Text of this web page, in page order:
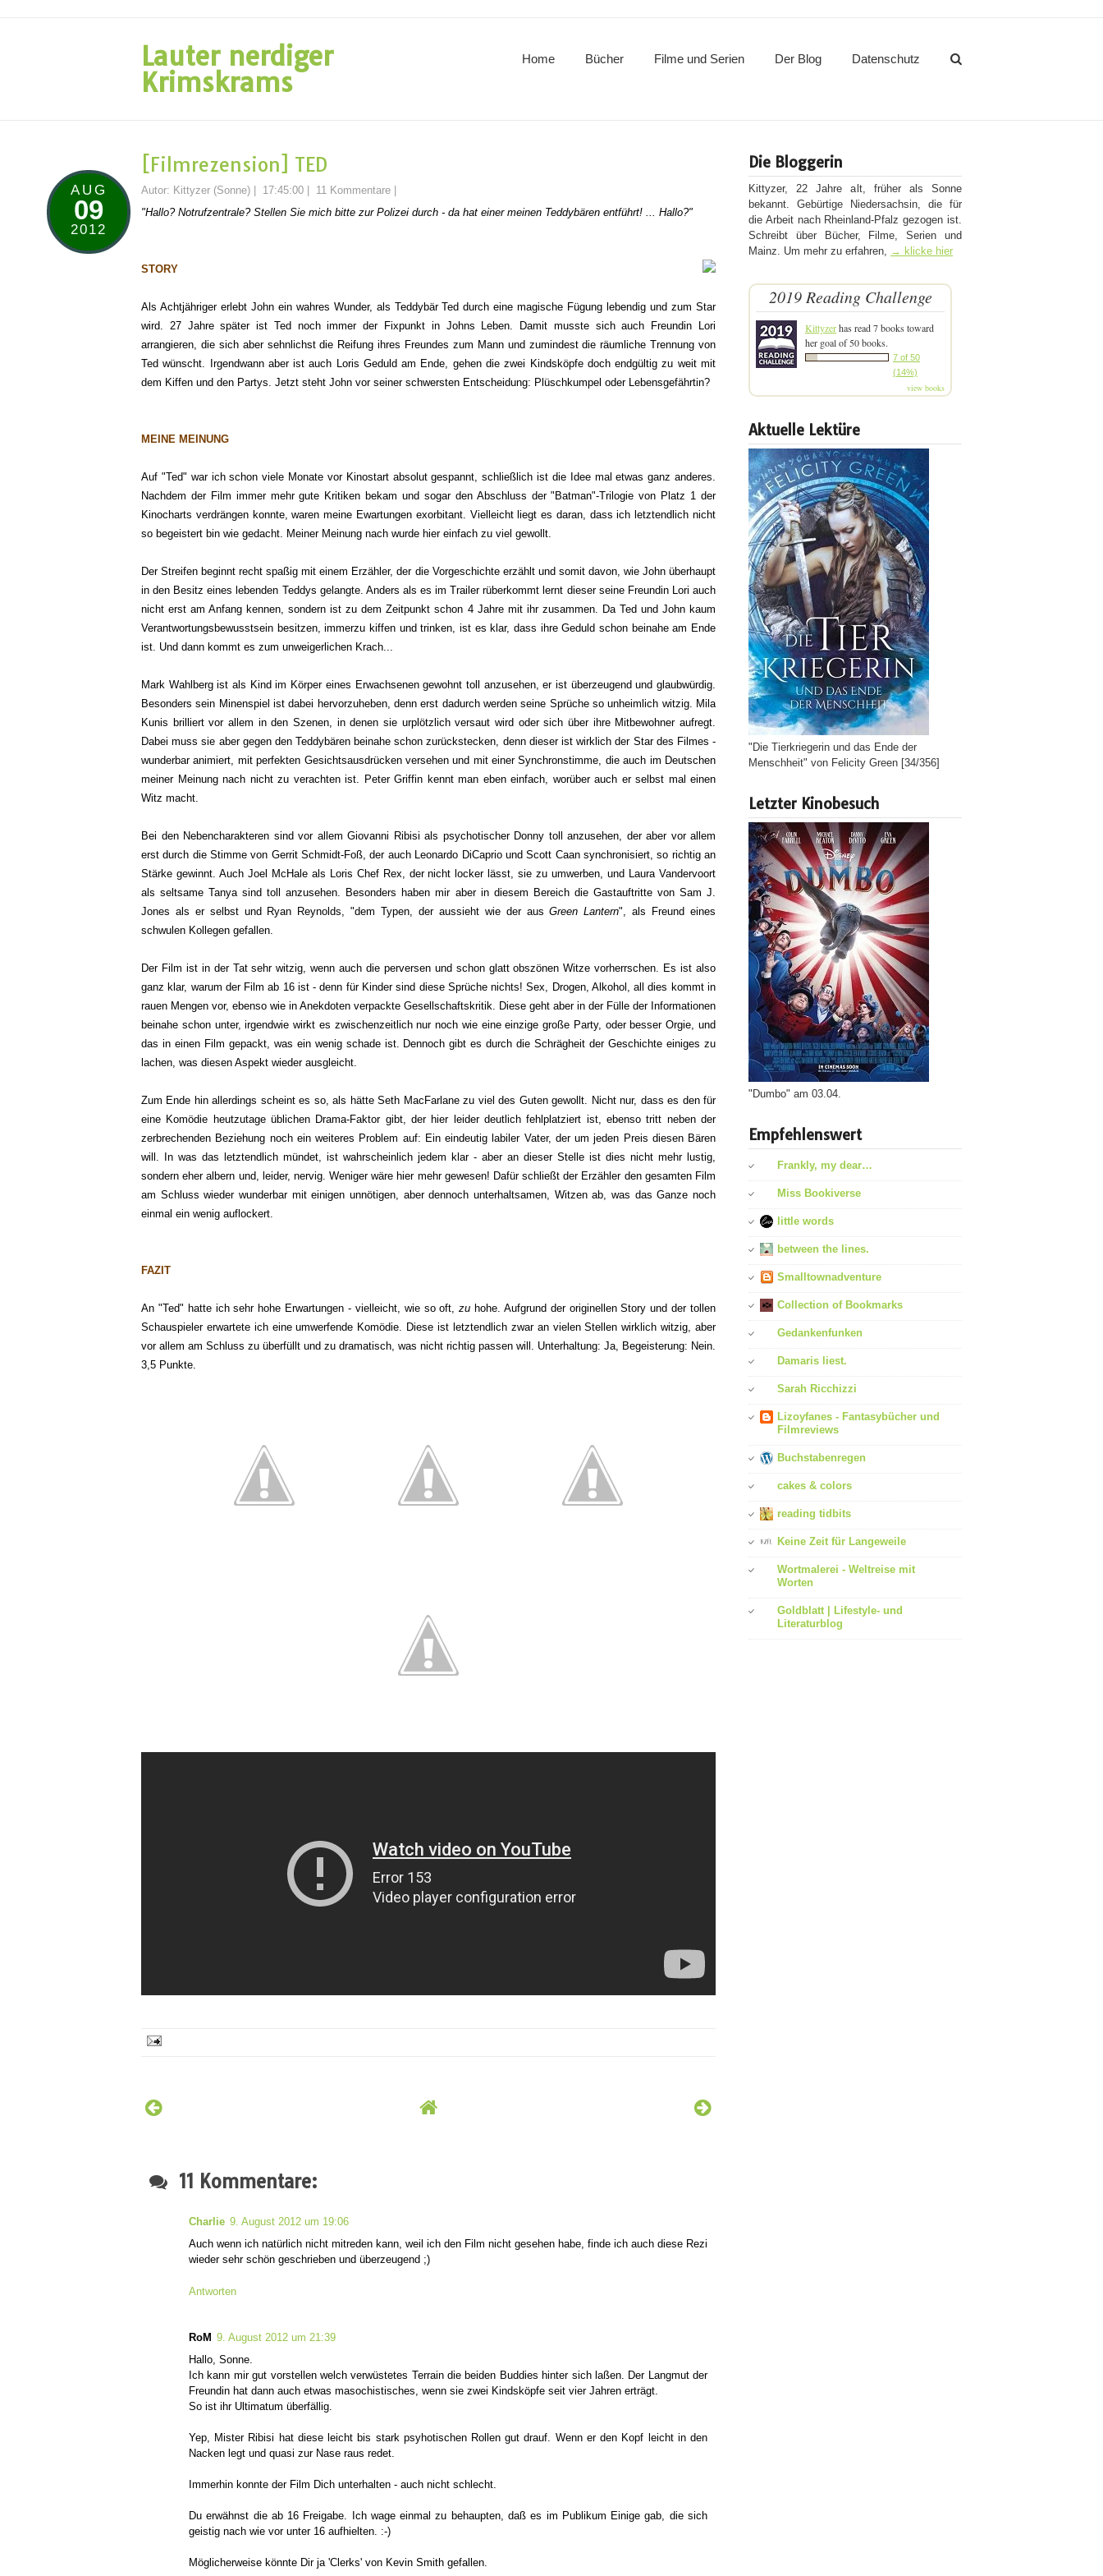
Lauter nerdiger
Krimskrams
Home Bücher Filme und Serien Der Blog Datenschutz
AUG
09
2012
[Filmrezension] TED
Autor: Kittyzer (Sonne) 17:45:00 11 Kommentare
"Hallo? Notrufzentrale? Stellen Sie mich bitte zur Polizei durch - da hat einer meinen Teddybären entführt! ... Hallo?"
STORY
Als Achtjähriger erlebt John ein wahres Wunder, als Teddybär Ted durch eine magische Fügung lebendig und zum Star
wird. 27 Jahre später ist Ted noch immer der Fixpunkt in Johns Leben. Damit musste sich auch Freundin Lori
arrangieren, die sich aber sehnlichst die Reifung ihres Freundes zum Mann und zumindest die räumliche Trennung von
Ted wünscht. Irgendwann aber ist auch Loris Geduld am Ende, gehen die zwei Kindsköpfe doch endgültig zu weit mit
dem Kiffen und den Partys. Jetzt steht John vor seiner schwersten Entscheidung: Plüschkumpel oder Lebensgefährtin?
MEINE MEINUNG
Auf "Ted" war ich schon viele Monate vor Kinostart absolut gespannt, schließlich ist die Idee mal etwas ganz anderes.
Nachdem der Film immer mehr gute Kritiken bekam und sogar den Abschluss der "Batman"-Trilogie von Platz 1 der
Kinocharts verdrängen konnte, waren meine Ewartungen exorbitant. Vielleicht liegt es daran, dass ich letztendlich nicht
so begeistert bin wie gedacht. Meiner Meinung nach wurde hier einfach zu viel gewollt.
Der Streifen beginnt recht spaßig mit einem Erzähler, der die Vorgeschichte erzählt und somit davon, wie John überhaupt
in den Besitz eines lebenden Teddys gelangte. Anders als es im Trailer rüberkommt lernt dieser seine Freundin Lori auch
nicht erst am Anfang kennen, sondern ist zu dem Zeitpunkt schon 4 Jahre mit ihr zusammen. Da Ted und John kaum
Verantwortungsbewusstsein besitzen, immerzu kiffen und trinken, ist es klar, dass ihre Geduld schon beinahe am Ende
ist. Und dann kommt es zum unweigerlichen Krach...
Mark Wahlberg ist als Kind im Körper eines Erwachsenen gewohnt toll anzusehen, er ist überzeugend und glaubwürdig.
Besonders sein Minenspiel ist dabei hervorzuheben, denn erst dadurch werden seine Sprüche so unheimlich witzig. Mila
Kunis brilliert vor allem in den Szenen, in denen sie urplötzlich versaut wird oder sich über ihre Mitbewohner aufregt.
Dabei muss sie aber gegen den Teddybären beinahe schon zurückstecken, denn dieser ist wirklich der Star des Filmes -
wunderbar animiert, mit perfekten Gesichtsausdrücken versehen und mit einer Synchronstimme, die auch im Deutschen
meiner Meinung nach nicht zu verachten ist. Peter Griffin kennt man eben einfach, worüber auch er selbst mal einen
Witz macht.
Bei den Nebencharakteren sind vor allem Giovanni Ribisi als psychotischer Donny toll anzusehen, der aber vor allem
erst durch die Stimme von Gerrit Schmidt-Foß, der auch Leonardo DiCaprio und Scott Caan synchronisiert, so richtig an
Stärke gewinnt. Auch Joel McHale als Loris Chef Rex, der nicht locker lässt, sie zu umwerben, und Laura Vandervoort
als seltsame Tanya sind toll anzusehen. Besonders haben mir aber in diesem Bereich die Gastauftritte von Sam J.
Jones als er selbst und Ryan Reynolds, "dem Typen, der aussieht wie der ausGreen Lantern", als Freund eines
schwulen Kollegen gefallen.
Der Film ist in der Tat sehr witzig, wenn auch die perversen und schon glatt obszönen Witze vorherrschen. Es ist also
ganz klar, warum der Film ab 16 ist - denn für Kinder sind diese Sprüche nichts! Sex, Drogen, Alkohol, all dies kommt in
rauen Mengen vor, ebenso wie in Anekdoten verpackte Gesellschaftskritik. Diese geht aber in der Fülle der Informationen
beinahe schon unter, irgendwie wirkt es zwischenzeitlich nur noch wie eine einzige große Party, oder besser Orgie, und
das in einen Film gepackt, was ein wenig schade ist. Dennoch gibt es durch die Schrägheit der Geschichte einiges zu
lachen, was diesen Aspekt wieder ausgleicht.
Zum Ende hin allerdings scheint es so, als hätte Seth MacFarlane zu viel des Guten gewollt. Nicht nur, dass es den für
eine Komödie heutzutage üblichen Drama-Faktor gibt, der hier leider deutlich fehlplatziert ist, ebenso tritt neben der
zerbrechenden Beziehung noch ein weiteres Problem auf: Ein eindeutig labiler Vater, der um jeden Preis diesen Bären
will. In was das letztendlich mündet, ist wahrscheinlich jedem klar - aber an dieser Stelle ist dies nicht mehr lustig,
sondern eher albern und, leider, nervig. Weniger wäre hier mehr gewesen! Dafür schließt der Erzähler den gesamten Film
am Schluss wieder wunderbar mit einigen unnötigen, aber dennoch unterhaltsamen, Witzen ab, was das Ganze noch
einmal ein wenig auflockert.
FAZIT
An "Ted" hatte ich sehr hohe Erwartungen - vielleicht, wie so oft,zu hohe. Aufgrund der originellen Story und der tollen
Schauspieler erwartete ich eine umwerfende Komödie. Diese ist letztendlich zwar an vielen Stellen wirklich witzig, aber
vor allem am Schluss zu überfüllt und zu dramatisch, was nicht richtig passen will. Unterhaltung: Ja, Begeisterung: Nein.
3,5 Punkte.
11 Kommentare:
Charlie 9. August 2012 um 19:06
Auch wenn ich natürlich nicht mitreden kann, weil ich den Film nicht gesehen habe, finde ich auch diese Rezi
wieder sehr schön geschrieben und überzeugend ;)
Antworten
RoM 9. August 2012 um 21:39
Hallo, Sonne.
Ich kann mir gut vorstellen welch verwüstetes Terrain die beiden Buddies hinter sich laßen. Der Langmut der
Freundin hat dann auch etwas masochistisches, wenn sie zwei Kindsköpfe seit vier Jahren erträgt.
So ist ihr Ultimatum überfällig.
Yep, Mister Ribisi hat diese leicht bis stark psyhotischen Rollen gut drauf. Wenn er den Kopf leicht in den
Nacken legt und quasi zur Nase raus redet.
Immerhin konnte der Film Dich unterhalten - auch nicht schlecht.
Du erwähnst die ab 16 Freigabe. Ich wage einmal zu behaupten, daß es im Publikum Einige gab, die sich
geistig nach wie vor unter 16 aufhielten. :-)
Möglicherweise könnte Dir ja 'Clerks' von Kevin Smith gefallen.
Die Bloggerin
Kittyzer, 22 Jahre alt, früher als Sonne
bekannt. Gebürtige Niedersachsin, die für
die Arbeit nach Rheinland-Pfalz gezogen ist.
Schreibt über Bücher, Filme, Serien und
Mainz. Um mehr zu erfahren, → klicke hier
2019 Reading Challenge
Kittyzerhas read 7 books toward
her goal of 50 books.
7 of 50
(14%)
view books
Aktuelle Lektüre
"Die Tierkriegerin und das Ende der
Menschheit" von Felicity Green [34/356]
Letzter Kinobesuch
"Dumbo" am 03.04.
Empfehlenswert
Frankly, my dear…
Miss Bookiverse
little words
between the lines.
Smalltownadventure
Collection of Bookmarks
Gedankenfunken
Damaris liest.
Sarah Ricchizzi
Lizoyfanes - Fantasybücher und
Filmreviews
Buchstabenregen
cakes & colors
reading tidbits
Keine Zeit für Langeweile
Wortmalerei - Weltreise mit
Worten
Goldblatt | Lifestyle- und
Literaturblog